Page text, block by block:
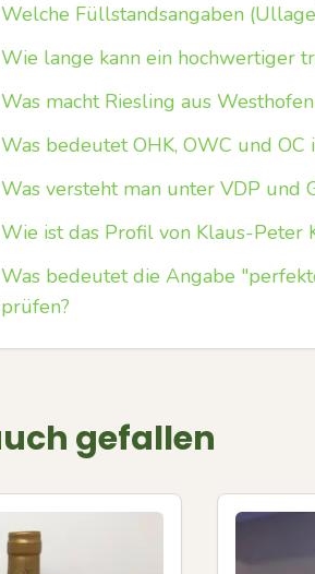
Welche Füllstandsangaben
Wie lange kann ein hochwertiger
Was macht Riesling aus
Was bedeutet OHK, OWC und
Was versteht man unter VDP und
Wie ist das Profil von Klaus-Peter
Was bedeutet die Angabe
prüfen?
gefallen